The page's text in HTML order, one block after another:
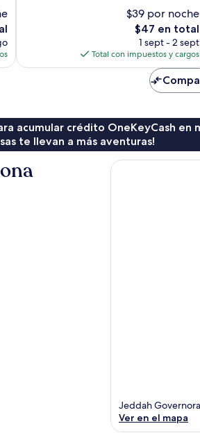
$39 por noche
El
precio
actual
es
$47 en total
1 sept - 2 sept
Total con impuestos y cargos
acumular crédito OneKeyCash en
te llevan a más aventuras!
Jeddah
Ver en el mapa